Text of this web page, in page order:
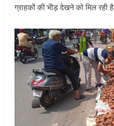
ग्राहकों की भीड़ देखने को मिल रही है